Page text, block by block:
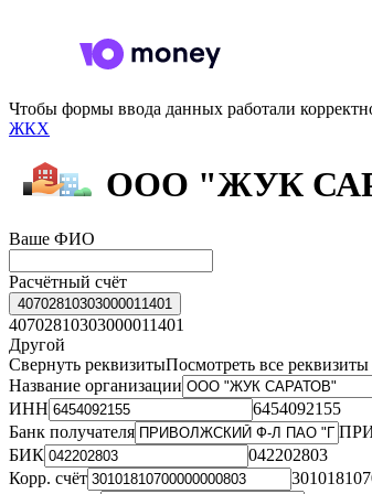
Чтобы формы ввода данных работали
ЖКХ
ООО "ЖУК
Ваше ФИО
Расчётный счёт
40702810303000011401
40702810303000011401
Другой
Свернуть реквизитыПосмотреть все реквизиты
Название организации
ИНН
6454092155
Банк получателя
БИК
042202803
Корр. счёт